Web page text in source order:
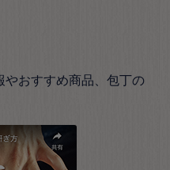
おすすめ商品、包丁の